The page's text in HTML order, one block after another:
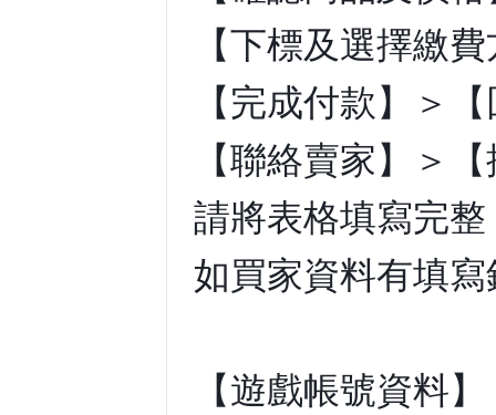
【下標及選擇繳
【完成付款】＞
【聯絡賣家】＞
請將表格填寫完
如買家資料有填
【遊戲帳號資料】